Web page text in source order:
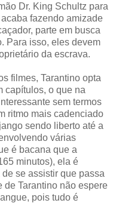
Dr. King Schultz para
fazendo amizade
parte em busca
Para isso, eles devem
da escrava.
filmes, Tarantino opta
capítulos, o que na
sem termos
ritmo mais cadenciado
sendo liberto até a
várias
é bacana que a
minutos), ela é
se assistir que passa
de Tarantino não espere
pois tudo é